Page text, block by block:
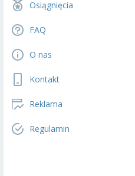
Osiągnięcia
FAQ
O nas
Kontakt
Reklama
Regulamin